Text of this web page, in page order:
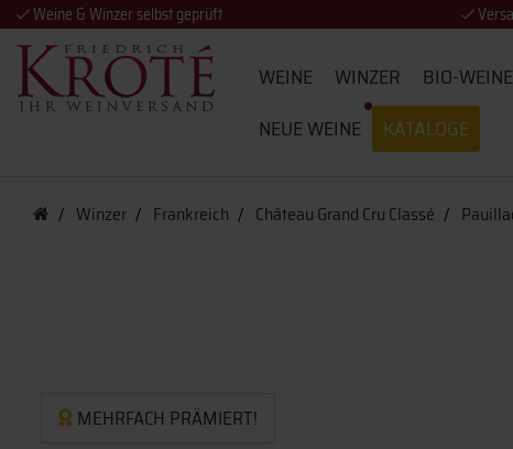
Weine & Winzer selbst geprüft
WEINE WINZER BIO-WEINE
NEUE WEINE
KATALOGE
Winzer Frankreich Château Grand Cru Classé
MEHRFACH PRÄMIERT!